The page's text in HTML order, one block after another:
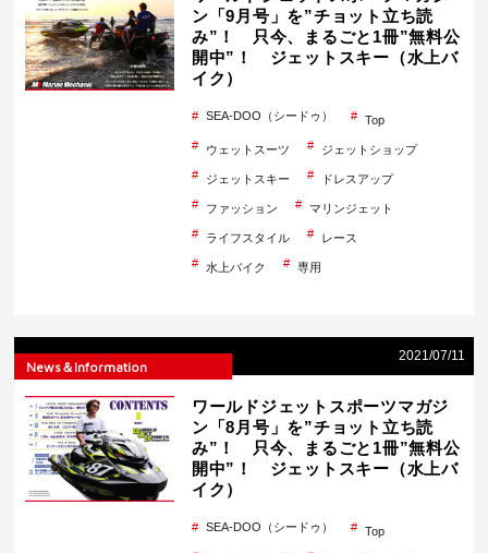
ン「9月号」を”チョット立ち読
み”！ 只今、まるごと1冊”無料公
開中”！ ジェットスキー（水上バ
イク）
SEA-DOO（シードゥ） Top
ウェットスーツ ジェットショップ
ジェットスキー ドレスアップ
ファッション マリンジェット
ライフスタイル レース
水上バイク 専用
2021/07/11
News＆Information
ワールドジェットスポーツマガジ
ン「8月号」を”チョット立ち読
み”！ 只今、まるごと1冊”無料公
開中”！ ジェットスキー（水上バ
イク）
SEA-DOO（シードゥ） Top